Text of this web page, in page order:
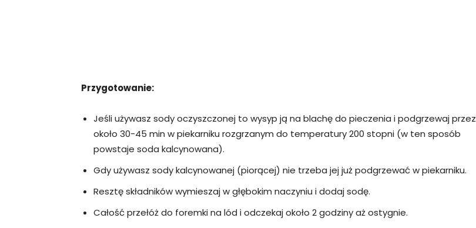
Przygotowanie:
Jeśli używasz sody oczyszczonej to wysyp ją na blachę do pieczenia i podgrzewaj przez
około 30-45 min w piekarniku rozgrzanym do temperatury 200 stopni (w ten sposób
powstaje soda kalcynowana).
Gdy używasz sody kalcynowanej (piorącej) nie trzeba jej już podgrzewać w piekarniku.
Resztę składników wymieszaj w głębokim naczyniu i dodaj sodę.
Całość przełóż do foremki na lód i odczekaj około 2 godziny aż ostygnie.